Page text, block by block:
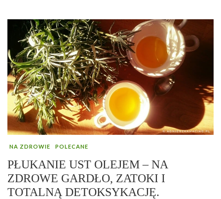
NA ZDROWIE POLECANE
PŁUKANIE UST OLEJEM – NA
ZDROWE GARDŁO, ZATOKI I
TOTALNĄ DETOKSYKACJĘ.